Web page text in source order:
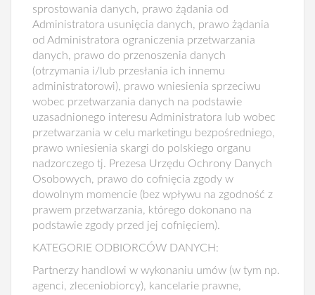
sprostowania danych, prawo żądania od
Administratora usunięcia danych, prawo żądania
od Administratora ograniczenia przetwarzania
danych, prawo do przenoszenia danych
(otrzymania i/lub przesłania ich innemu
administratorowi), prawo wniesienia sprzeciwu
wobec przetwarzania danych na podstawie
uzasadnionego interesu Administratora lub wobec
przetwarzania w celu marketingu bezpośredniego,
prawo wniesienia skargi do polskiego organu
nadzorczego tj. Prezesa Urzędu Ochrony Danych
Osobowych, prawo do cofnięcia zgody w
dowolnym momencie (bez wpływu na zgodność z
prawem przetwarzania, którego dokonano na
podstawie zgody przed jej cofnięciem).
KATEGORIE ODBIORCÓW DANYCH:
Partnerzy handlowi w wykonaniu umów (w tym np.
agenci, zleceniobiorcy), kancelarie prawne,